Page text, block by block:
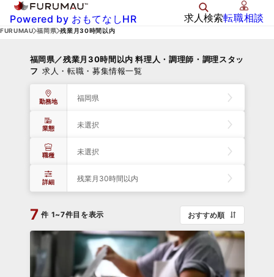
Powered by おもてなしHR 求人検索転職相談
FURUMAU 福岡県 残業月30時間以内
福岡県／残業月30時間以内 料理人・調理師・調理スタッ
フ 求人・転職・募集情報一覧
勤務地 福岡県
業態 未選択
職種 未選択
詳細 残業月30時間以内
7 件 1~7件目を表示 おすすめ順